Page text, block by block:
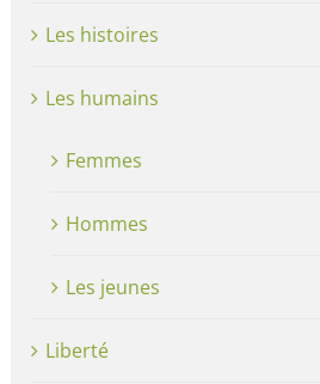
Les histoires
Les humains
Femmes
Hommes
Les jeunes
Liberté